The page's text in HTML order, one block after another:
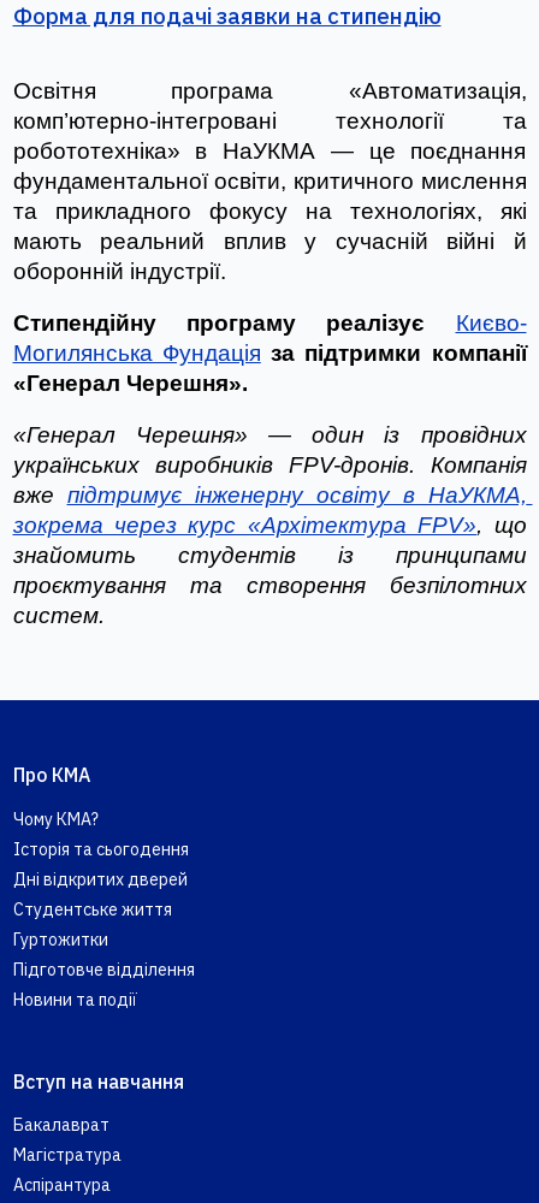
Форма для подачі заявки на стипендію
Освітня програма «Автоматизація,
комп’ютерно-інтегровані технології та
робототехніка» в НаУКМА — це поєднання
фундаментальної освіти, критичного мислення
та прикладного фокусу на технологіях, які
мають реальний вплив у сучасній війні й
оборонній індустрії.
Стипендійну програму реалізує Києво-
Могилянська Фундація за підтримки компанії
«Генерал Черешня».
«Генерал Черешня» — один із провідних
українських виробників FPV-дронів. Компанія
вже підтримує інженерну освіту в НаУКМА,
зокрема через курс «Архітектура FPV», що
знайомить студентів із принципами
проєктування та створення безпілотних
систем.
Про КМА
Чому КМА?
Історія та сьогодення
Дні відкритих дверей
Студентське життя
Гуртожитки
Підготовче відділення
Новини та події
Вступ на навчання
Бакалаврат
Магістратура
Аспірантура